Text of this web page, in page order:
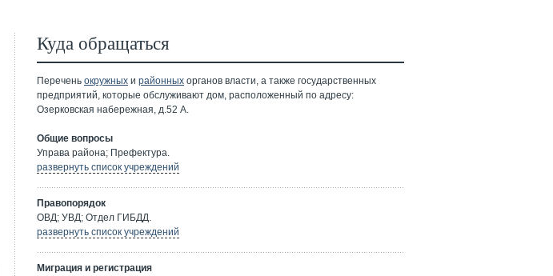
Куда обращаться
Перечень окружных и районных органов власти, а также государственных
предприятий, которые обслуживают дом, расположенный по адресу:
Озерковская набережная, д.52 А.
Общие вопросы
Управа района; Префектура.
развернуть список учреждений
Правопорядок
ОВД; УВД; Отдел ГИБДД.
развернуть список учреждений
Миграция и регистрация